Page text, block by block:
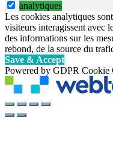
analytiques
Les cookies analytiques
visiteurs interagissent avec
des informations sur les
rebond, de la source du
Save & Accept
Powered by GDPR Cookie